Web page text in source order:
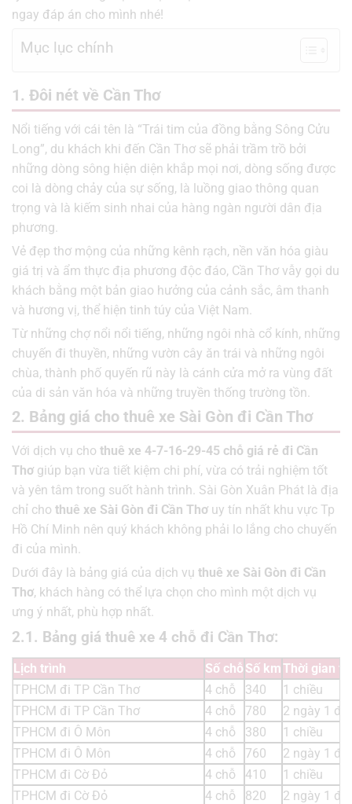
ngay đáp án cho mình nhé!
Mục lục chính
1. Đôi nét về Cần Thơ
Nổi tiếng với cái tên là “Trái tim của đồng bằng Sông Cửu
Long”, du khách khi đến Cần Thơ sẽ phải trầm trồ bởi
những dòng sông hiện diện khắp mọi nơi, dòng sống được
coi là dòng chảy của sự sống, là luồng giao thông quan
trọng và là kiếm sinh nhai của hàng ngàn người dân địa
phương.
Vẻ đẹp thơ mộng của những kênh rạch, nền văn hóa giàu
giá trị và ẩm thực địa phương độc đáo, Cần Thơ vẫy gọi du
khách bằng một bản giao hưởng của cảnh sắc, âm thanh
và hương vị, thể hiện tinh túy của Việt Nam.
Từ những chợ nổi nổi tiếng, những ngôi nhà cổ kính, những
chuyến đi thuyền, những vườn cây ăn trái và những ngôi
chùa, thành phố quyến rũ này là cánh cửa mở ra vùng đất
của di sản văn hóa và những truyền thống trường tồn.
2. Bảng giá cho thuê xe Sài Gòn đi Cần Thơ
Với dịch vụ cho thuê xe 4-7-16-29-45 chỗ giá rẻ đi Cần
Thơ giúp bạn vừa tiết kiệm chi phí, vừa có trải nghiệm tốt
và yên tâm trong suốt hành trình. Sài Gòn Xuân Phát là địa
chỉ cho thuê xe Sài Gòn đi Cần Thơ uy tín nhất khu vực Tp
Hồ Chí Minh nên quý khách không phải lo lắng cho chuyến
đi của mình.
Dưới đây là bảng giá của dịch vụ thuê xe Sài Gòn đi Cần
Thơ, khách hàng có thể lựa chọn cho mình một dịch vụ
ưng ý nhất, phù hợp nhất.
2.1. Bảng giá thuê xe 4 chỗ đi Cần Thơ:
Lịch trình Số chỗ Số kmThời gian
TPHCM đi TP Cần Thơ
4 chỗ 340
1 chiều
TPHCM đi TP Cần Thơ
4 chỗ 780
2 ngày 1
TPHCM đi Ô Môn
4 chỗ 380
1 chiều
TPHCM đi Ô Môn
4 chỗ 760
2 ngày 1
TPHCM đi Cờ Đỏ
4 chỗ 410
1 chiều
TPHCM đi Cờ Đỏ
4 chỗ 820
2 ngày 1